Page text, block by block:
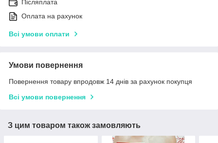
Післяплата
Оплата на рахунок
Всі умови оплати
Умови повернення
Повернення товару впродовж 14 днів за рахунок покупця
Всі умови повернення
З цим товаром також замовляють